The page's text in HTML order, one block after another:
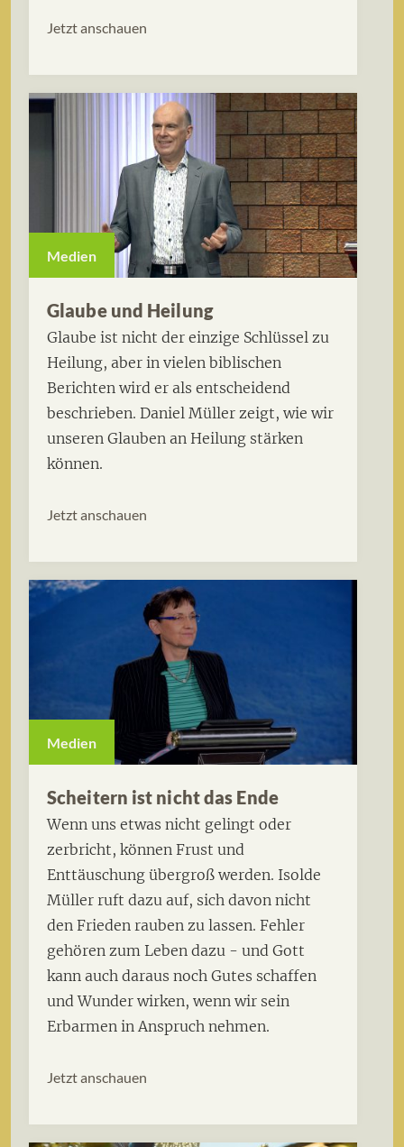
Jetzt anschauen
Medien
Glaube und Heilung
Glaube ist nicht der einzige Schlüssel zu
Heilung, aber in vielen biblischen
Berichten wird er als entscheidend
beschrieben. Daniel Müller zeigt, wie wir
unseren Glauben an Heilung stärken
können.
Jetzt anschauen
Medien
Scheitern ist nicht das Ende
Wenn uns etwas nicht gelingt oder
zerbricht, können Frust und
Enttäuschung übergroß werden. Isolde
Müller ruft dazu auf, sich davon nicht
den Frieden rauben zu lassen. Fehler
gehören zum Leben dazu - und Gott
kann auch daraus noch Gutes schaffen
und Wunder wirken, wenn wir sein
Erbarmen in Anspruch nehmen.
Jetzt anschauen